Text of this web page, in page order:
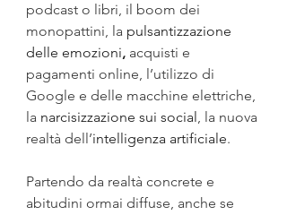
podcast o libri, il boom dei
monopattini, la pulsantizzazione
delle emozioni, acquisti e
pagamenti online, l’utilizzo di
Google e delle macchine elettriche,
la narcisizzazione sui social , la nuova
realtà dell’intelligenza artificiale.
Partendo da realtà concrete e
abitudini ormai diffuse, anche se